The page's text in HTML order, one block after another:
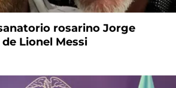
rosarino Jorge
Lionel Messi